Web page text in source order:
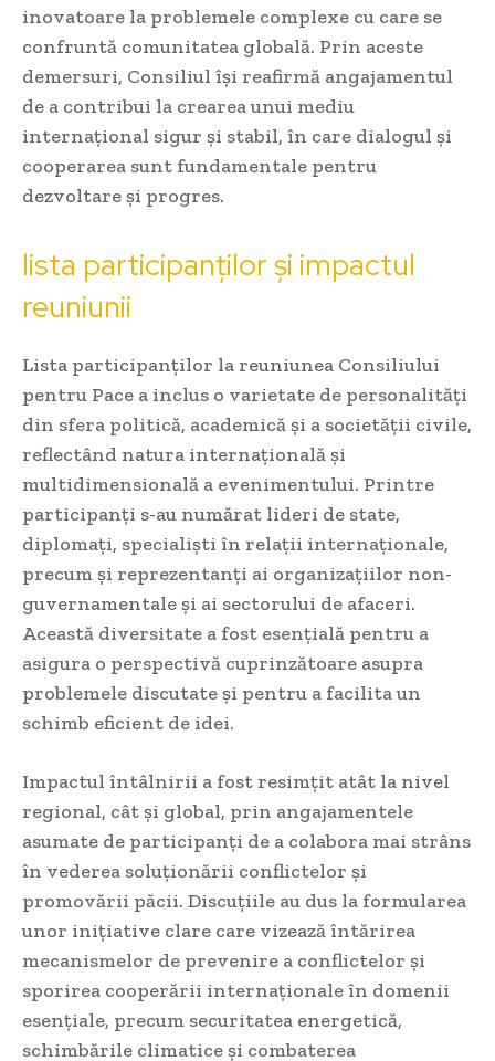
inovatoare la problemele complexe cu care se
confruntă comunitatea globală. Prin aceste
demersuri, Consiliul își reafirmă angajamentul
de a contribui la crearea unui mediu
internațional sigur și stabil, în care dialogul și
cooperarea sunt fundamentale pentru
dezvoltare și progres.
lista participanților și impactul
reuniunii
Lista participanților la reuniunea Consiliului
pentru Pace a inclus o varietate de personalități
din sfera politică, academică și a societății civile,
reflectând natura internațională și
multidimensională a evenimentului. Printre
participanți s-au numărat lideri de state,
diplomați, specialiști în relații internaționale,
precum și reprezentanți ai organizațiilor non-
guvernamentale și ai sectorului de afaceri.
Această diversitate a fost esențială pentru a
asigura o perspectivă cuprinzătoare asupra
problemele discutate și pentru a facilita un
schimb eficient de idei.
Impactul întâlnirii a fost resimțit atât la nivel
regional, cât și global, prin angajamentele
asumate de participanți de a colabora mai strâns
în vederea soluționării conflictelor și
promovării păcii. Discuțiile au dus la formularea
unor inițiative clare care vizează întărirea
mecanismelor de prevenire a conflictelor și
sporirea cooperării internaționale în domenii
esențiale, precum securitatea energetică,
schimbările climatice și combaterea